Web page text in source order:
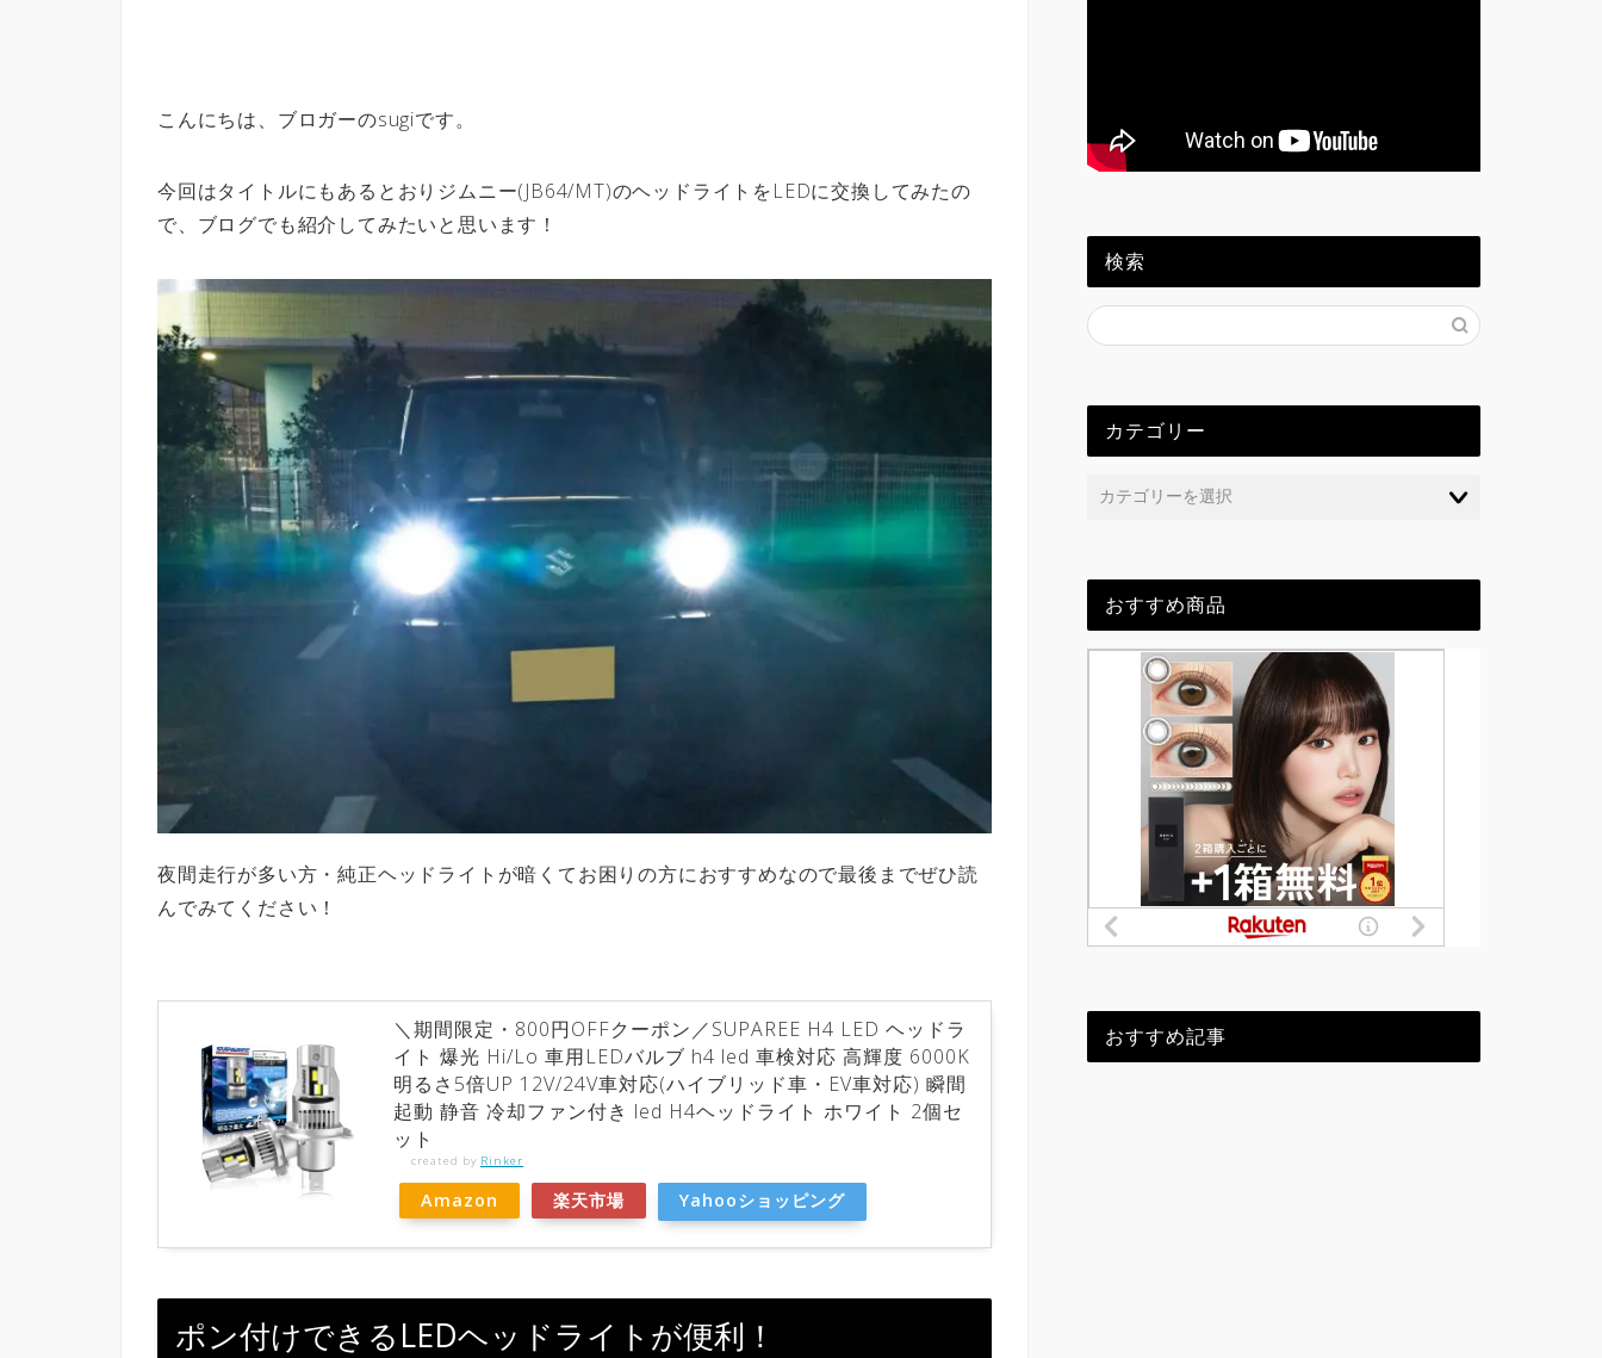
こんにちは、ブロガーのsugiです。
今回はタイトルにもあるとおりジムニー(JB64/MT)のヘッドライトをLEDに交換してみたの
で、ブログでも紹介してみたいと思います！
夜間走行が多い方・純正ヘッドライトが暗くてお困りの方におすすめなので最後までぜひ読
んでみてください！
＼期間限定・800円OFFクーポン／SUPAREE H4 LED ヘッドラ
イト 爆光 Hi/Lo 車用LEDバルブ h4 led 車検対応 高輝度 6000K
明るさ5倍UP 12V/24V車対応(ハイブリッド車・EV車対応) 瞬間
起動 静音 冷却ファン付き led H4ヘッドライト ホワイト 2個セ
ット
created by Rinker
Amazon 楽天市場 Yahooショッピング
ポン付けできるLEDヘッドライトが便利！
検索
カテゴリー
おすすめ商品
おすすめ記事